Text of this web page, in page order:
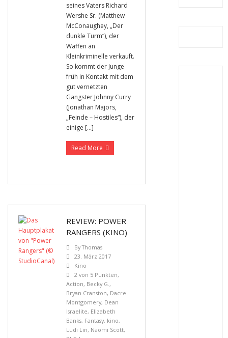
seines Vaters Richard
Wershe Sr. (Matthew
McConaughey, „Der
dunkle Turm“), der
Waffen an
Kleinkriminelle verkauft.
So kommt der Junge
früh in Kontakt mit dem
gut vernetzten
Gangster Johnny Curry
(Jonathan Majors,
„Feinde – Hostiles“), der
einige […]
Read More
REVIEW: POWER
RANGERS (KINO)
ByThomas
23. März 2017
Kino
2 von 5 Punkten,
Action, Becky G.,
Bryan Cranston, Dacre
Montgomery, Dean
Israelite, Elizabeth
Banks, Fantasy, kino,
Ludi Lin, Naomi Scott,